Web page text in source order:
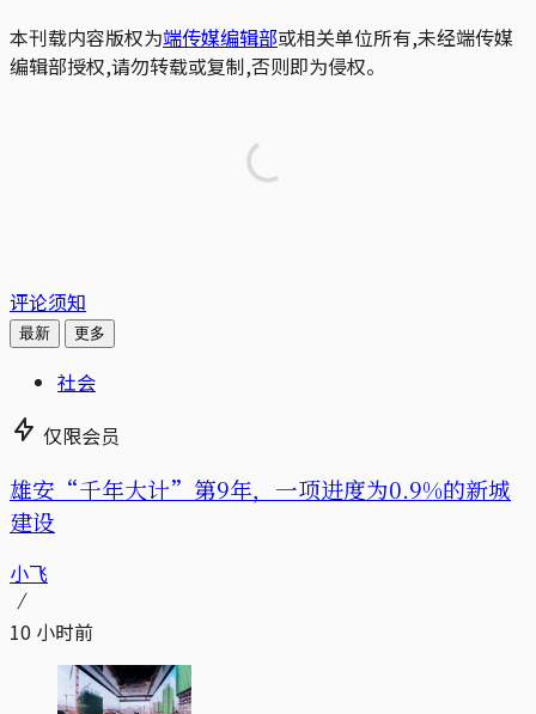
本刊载内容版权为端传媒编辑部或相关单位所有,未经端传媒
编辑部授权,请勿转载或复制,否则即为侵权。
评论须知
最新 更多
社会
仅限会员
雄安“千年大计”第9年，一项进度为0.9%的新城
建设
小飞
10 小时前